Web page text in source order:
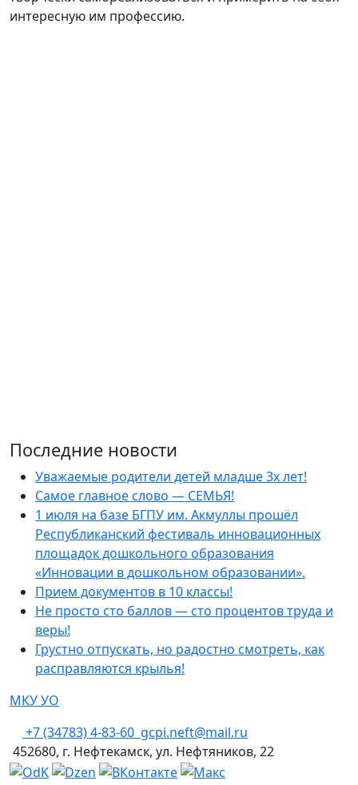
интересную им профессию.
Последние новости
Уважаемые родители детей младше 3х лет!
Самое главное слово — СЕМЬЯ!
1 июля на базе БГПУ им. Акмуллы прошёл
Республиканский фестиваль инновационных
площадок дошкольного образования
«Инновации в дошкольном образовании».
Прием документов в 10 классы!
Не просто сто баллов — сто процентов труда и
веры!
Грустно отпускать, но радостно смотреть, как
расправляются крылья!
МКУ УО
+7 (34783) 4-83-60 gcpi.neft@mail.ru
452680, г. Нефтекамск, ул. Нефтяников, 22